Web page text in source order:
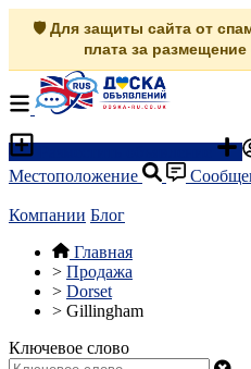
🛡️ Для защиты сайта от
плата за
Местоположение
Компании Блог
Главная
> Продажа
> Dorset
> Gillingham
Ключевое слово